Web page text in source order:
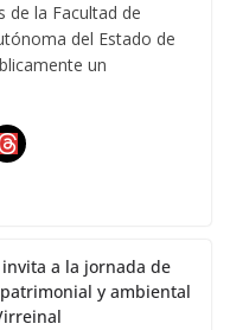
de la Facultad de
del Estado de
un
a la jornada de
y ambiental